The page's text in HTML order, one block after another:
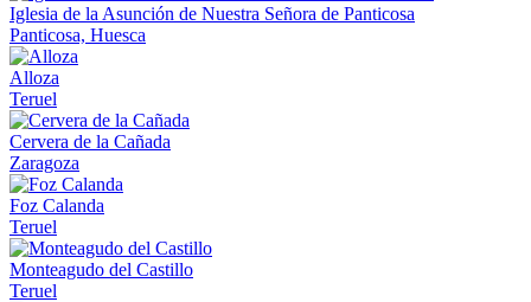
Iglesia de la Asunción de Nuestra Señora de Panticosa
Panticosa, Huesca
Alloza
Teruel
Cervera de la Cañada
Zaragoza
Foz Calanda
Teruel
Monteagudo del Castillo
Teruel